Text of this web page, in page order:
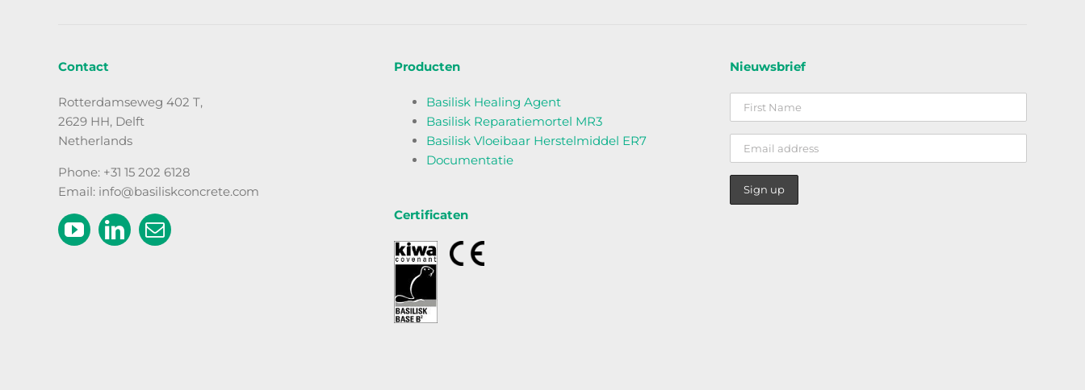
Contact
Rotterdamseweg 402 T,
2629 HH, Delft
Netherlands
Phone: +31 15 202 6128
Email: info@basiliskconcrete.com
Producten
Basilisk Healing Agent
Basilisk Reparatiemortel MR3
Basilisk Vloeibaar Herstelmiddel ER7
Documentatie
Certificaten
Nieuwsbrief